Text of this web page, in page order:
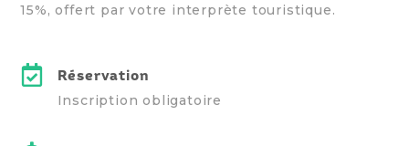
15%, offert par votre interprète touristique.
Réservation
Inscription obligatoire